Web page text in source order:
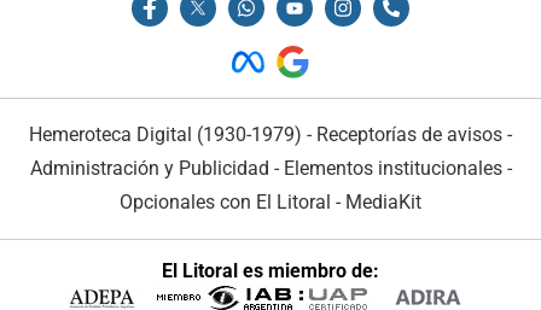
Hemeroteca Digital (1930-1979) - Receptorías de avisos -
Administración y Publicidad - Elementos institucionales-
Opcionales con El Litoral - MediaKit
El Litoral es miembro de: